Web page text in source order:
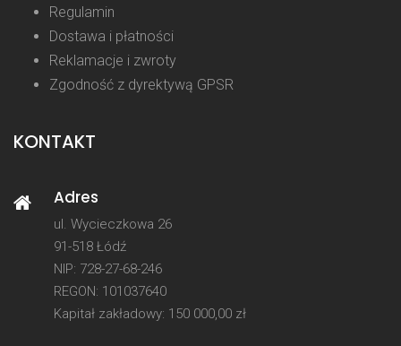
Regulamin
Dostawa i płatności
Reklamacje i zwroty
Zgodność z dyrektywą GPSR
KONTAKT
Adres
ul. Wycieczkowa 26
91-518 Łódź
NIP: 728-27-68-246
REGON: 101037640
Kapitał zakładowy: 150 000,00 zł